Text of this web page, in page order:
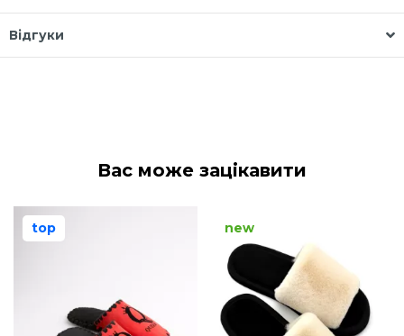
Відгуки
Вас може зацікавити
top new